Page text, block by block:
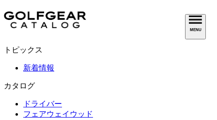
MENU
トピックス
新着情報
カタログ
ドライバー
フェアウェイウッド